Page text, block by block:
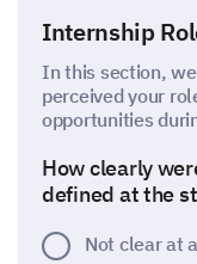
Internship
In this section,
perceived your
opportunities
How clearly
defined at the
Not clear at